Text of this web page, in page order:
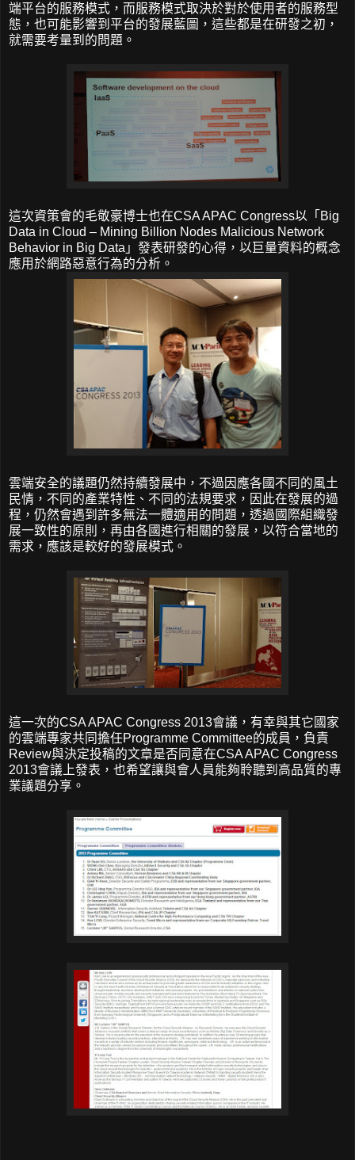
端平台的服務模式，而服務模式取決於對於使用者的服務型
態，也可能影響到平台的發展藍圖，這些都是在研發之初，
就需要考量到的問題。
這次資策會的毛敬豪博士也在CSA APAC Congress以「Big
Data in Cloud – Mining Billion Nodes Malicious Network
Behavior in Big Data」發表研發的心得，以巨量資料的概念
應用於網路惡意行為的分析。
雲端安全的議題仍然持續發展中，不過因應各國不同的風土
民情，不同的產業特性、不同的法規要求，因此在發展的過
程，仍然會遇到許多無法一體適用的問題，透過國際組織發
展一致性的原則，再由各國進行相關的發展，以符合當地的
需求，應該是較好的發展模式。
這一次的CSA APAC Congress 2013會議，有幸與其它國家
的雲端專家共同擔任Programme Committee的成員，負責
Review與決定投稿的文章是否同意在CSA APAC Congress
2013會議上發表，也希望讓與會人員能夠聆聽到高品質的專
業議題分享。